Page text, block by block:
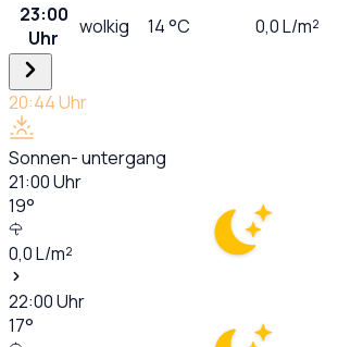
23:00
Uhr
wolkig 14°C 0,0L/m²
20:44Uhr
Sonnen- untergang
21:00Uhr
19°
0,0L/m²
22:00Uhr
17°